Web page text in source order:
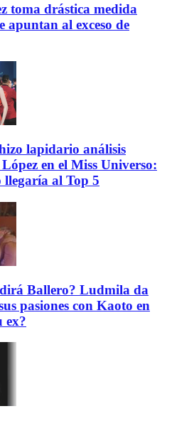
toma drástica medida
apuntan al exceso de
lapidario análisis
en el Miss Universo:
llegaría al Top 5
Ballero? Ludmila da
pasiones con Kaoto en
ex?